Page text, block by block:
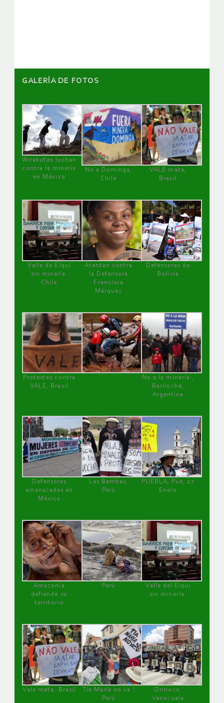
GALERÌA DE FOTOS
Wirakutas luchan
contra la minería
en México
No a Dominga,
Chile
VALE mata,
Brasil
Valle de Elqui
sin minería.
Chile
Atentan contra
la Defensora
Francisca
Márquez
Defensoras de
Bolivia
Protestas contra
VALE, Brasil
No a la minería ,
Bariloche,
Argentina
Defensoras
amenazadas en
México
Las Bambas,
Perú
PUEBLA, Pue, 27
Enero
Amazonía
defiende su
territorio
Perú
Valle del Elqui
sin minería.
Vale mata, Brasil
Tía María no va !
Perú
Orinoco,
Venezuela